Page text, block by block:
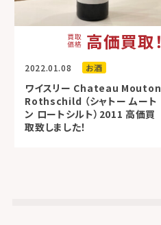
高価買取！
2022.01.08 お酒
ワイスリー Chateau Mouton
Rothschild （シャトー ムート
ン ロートシルト）2011 高価買
取致しました！